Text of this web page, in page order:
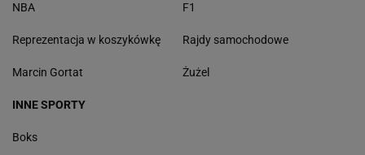
NBA
Reprezentacja w koszykówkę
Marcin Gortat
F1
Rajdy samochodowe
Żużel
INNE SPORTY
Boks